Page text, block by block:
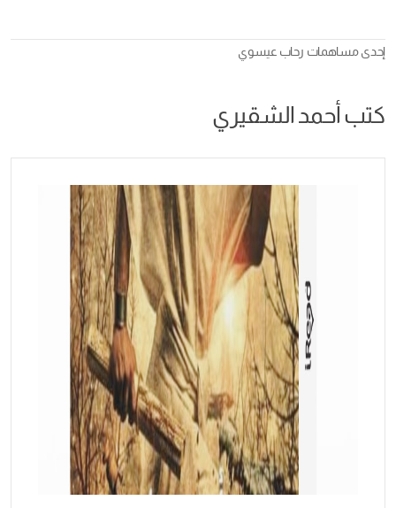
إحدى مساهمات رحاب عيسوي
كتب أحمد الشقيري